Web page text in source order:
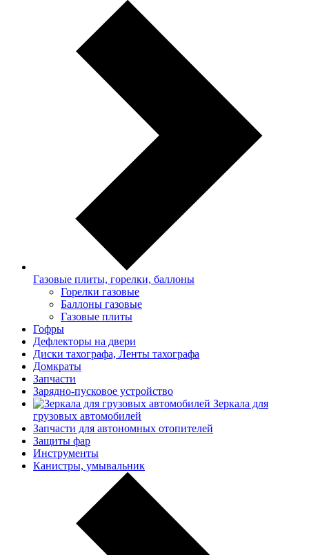
Газовые плиты, горелки, баллоны
Горелки газовые
Баллоны газовые
Газовые плиты
Гофры
Дефлекторы на двери
Диски тахографа, Ленты тахографа
Домкраты
Запчасти
Зарядно-пусковое устройство
Зеркала для
грузовых автомобилей
Запчасти для автономных отопителей
Защиты фар
Инструменты
Канистры, умывальник